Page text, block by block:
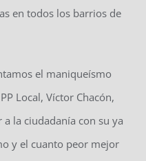
en todos los barrios de
el maniqueísmo
Local, Víctor Chacón,
la ciudadanía con su ya
y el cuanto peor mejor